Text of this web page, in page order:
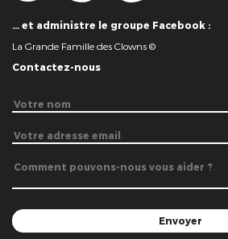
… et administre le groupe Facebook :
La Grande Famille des Clowns ©
Contactez-nous